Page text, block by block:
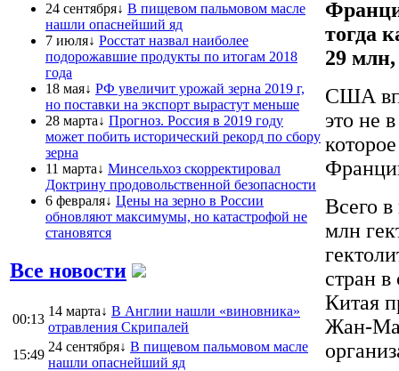
24 сентября↓ В пищевом пальмовом масле
нашли опаснейший яд
7 июля↓ Росстат назвал наиболее
подорожавшие продукты по итогам 2018
года
18 мая↓ РФ увеличит урожай зерна 2019 г,
но поставки на экспорт вырастут меньше
28 марта↓ Прогноз. Россия в 2019 году
может побить исторический рекорд по сбору
зерна
11 марта↓ Минсельхоз скорректировал
Доктрину продовольственной безопасности
6 февраля↓ Цены на зерно в России
обновляют максимумы, но катастрофой не
становятся
Все новости
00:13
14 марта↓ В Англии нашли «виновника»
отравления Скрипалей
15:49
24 сентября↓ В пищевом пальмовом масле
нашли опаснейший яд
тогда
29
США
это не
Всего
млн
стран
Китая
Жан-